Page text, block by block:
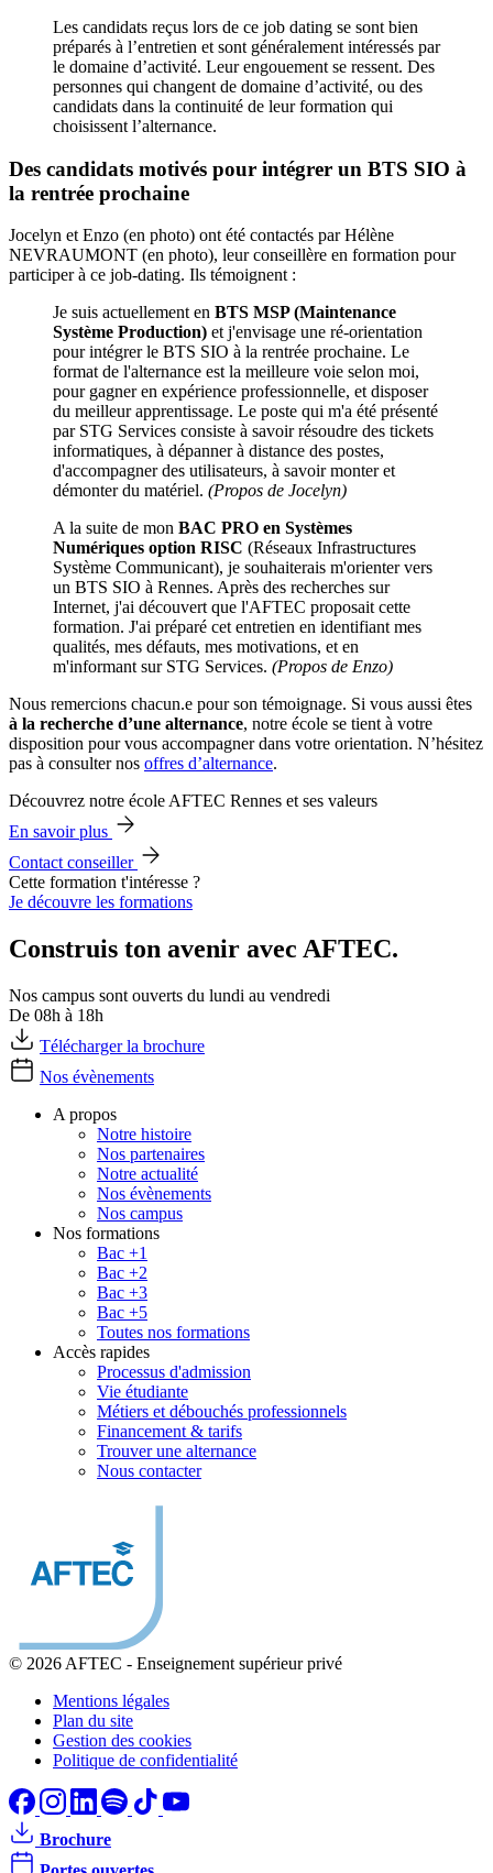
Les candidats reçus lors de ce job dating se sont bien
préparés à l’entretien et sont généralement intéressés par
le domaine d’activité. Leur engouement se ressent. Des
personnes qui changent de domaine d’activité, ou des
candidats dans la continuité de leur formation qui
choisissent l’alternance.
Des candidats motivés pour intégrer un BTS SIO à
la rentrée prochaine
Jocelyn et Enzo (en photo) ont été contactés par Hélène
NEVRAUMONT (en photo), leur conseillère en formation pour
participer à ce job-dating. Ils témoignent :
Je suis actuellement en BTS MSP (Maintenance
Système Production) et j'envisage une ré-orientation
pour intégrer le BTS SIO à la rentrée prochaine. Le
format de l'alternance est la meilleure voie selon moi,
pour gagner en expérience professionnelle, et disposer
du meilleur apprentissage. Le poste qui m'a été présenté
par STG Services consiste à savoir résoudre des tickets
informatiques, à dépanner à distance des postes,
d'accompagner des utilisateurs, à savoir monter et
démonter du matériel. (Propos de Jocelyn)
A la suite de mon BAC PRO en Systèmes
Numériques option RISC (Réseaux Infrastructures
Système Communicant), je souhaiterais m'orienter vers
un BTS SIO à Rennes. Après des recherches sur
Internet, j'ai découvert que l'AFTEC proposait cette
formation. J'ai préparé cet entretien en identifiant mes
qualités, mes défauts, mes motivations, et en
m'informant sur STG Services. (Propos de Enzo)
Nous remercions chacun.e pour son témoignage. Si vous aussi êtes
à la recherche d’une alternance, notre école se tient à votre
disposition pour vous accompagner dans votre orientation. N’hésitez
pas à consulter nos offres d’alternance.
Découvrez notre école AFTEC Rennes et ses valeurs
En savoir plus
Contact conseiller
Cette formation t'intéresse ?
Je découvre les formations
Construis ton avenir avec AFTEC.
Nos campus sont ouverts du lundi au vendredi
De 08h à 18h
Télécharger la brochure
Nos évènements
A propos
Notre histoire
Nos partenaires
Notre actualité
Nos évènements
Nos campus
Nos formations
Bac +1
Bac +2
Bac +3
Bac +5
Toutes nos formations
Accès rapides
Processus d'admission
Vie étudiante
Métiers et débouchés professionnels
Financement & tarifs
Trouver une alternance
Nous contacter
© 2026 AFTEC - Enseignement supérieur privé
Mentions légales
Plan du site
Gestion des cookies
Politique de confidentialité
Brochure